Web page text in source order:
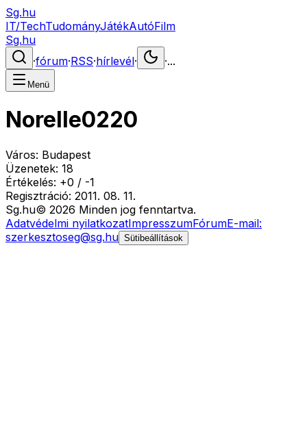
Sg.hu
IT/TechTudományJátékAutóFilm
Sg.hu
·fórum·RSS·hírlevél· ·...
Menü
Norelle0220
Város: Budapest
Üzenetek: 18
Értékelés: +0 / -1
Regisztráció: 2011. 08. 11.
Sg.hu© 2026 Minden jog fenntartva.
Adatvédelmi nyilatkozatImpresszumFórumE-mail:
szerkesztoseg@sg.hu Sütibeállítások